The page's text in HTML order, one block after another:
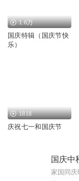
1.6万
国庆特辑（国庆节快
乐）
1818
庆祝七一和国庆节
国庆中